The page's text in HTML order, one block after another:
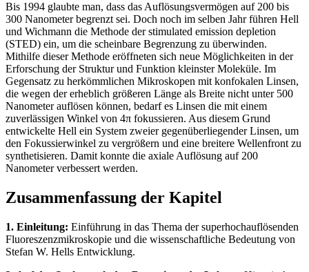
Bis 1994 glaubte man, dass das Auflösungsvermögen auf 200 bis
300 Nanometer begrenzt sei. Doch noch im selben Jahr führen Hell
und Wichmann die Methode der stimulated emission depletion
(STED) ein, um die scheinbare Begrenzung zu überwinden.
Mithilfe dieser Methode eröffneten sich neue Möglichkeiten in der
Erforschung der Struktur und Funktion kleinster Moleküle. Im
Gegensatz zu herkömmlichen Mikroskopen mit konfokalen Linsen,
die wegen der erheblich größeren Länge als Breite nicht unter 500
Nanometer auflösen können, bedarf es Linsen die mit einem
zuverlässigen Winkel von 4π fokussieren. Aus diesem Grund
entwickelte Hell ein System zweier gegenüberliegender Linsen, um
den Fokussierwinkel zu vergrößern und eine breitere Wellenfront zu
synthetisieren. Damit konnte die axiale Auflösung auf 200
Nanometer verbessert werden.
Zusammenfassung der Kapitel
1. Einleitung: Einführung in das Thema der superhochauflösenden
Fluoreszenzmikroskopie und die wissenschaftliche Bedeutung von
Stefan W. Hells Entwicklung.